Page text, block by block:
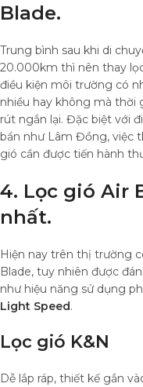
Blade.
Trung bình sau khi di
20.000km thì nên thay
điều kiện môi trường có
nhiều hay không mà thời
rút ngắn lại. Đặc biệt với
bẩn như Lâm Đồng, việc
gió cần được tiến hành
4. Lọc gió Air
nhất.
Hiện nay trên thị trường
Blade, tuy nhiên được
như hiệu năng sử dụng
Light Speed.
Lọc gió K&N
Dễ lắp ráp, thiết kế gắn